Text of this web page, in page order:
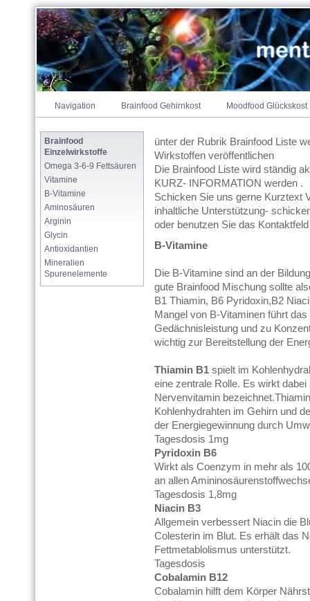
brainfood & moodfood =
Navigation Brainfood Gehirnkost Moodfood Glückskost
Brainfood
Einzelwirkstoffe
Omega 3-6-9 Fettsäuren
Vitamine
B-Vitamine
Aminosäuren
Arginin
Glycin
Antioxidantien
Mineralien
Spurenelemente
ünter der Rubrik Brainfood Liste
Wirkstoffen veröffentlichen
Die Brainfood Liste wird ständig
KURZ- INFORMATION werden .
Schicken Sie uns gerne Kurztext
inhaltliche Unterstützung-
oder benutzen Sie das Kontaktfeld
B-Vitamine
Die B-Vitamine sind an der
gute Brainfood Mischung sollte
B1 Thiamin, B6 Pyridoxin,B2
Mangel von B-Vitaminen führt
Gedächnisleistung und zu
wichtig zur Bereitstellung der
Thiamin B1 spielt im
eine zentrale Rolle. Es wirkt
Nervenvitamin
Kohlenhydrahten im Gehirn und
der Energiegewinnung durch
Tagesdosis 1mg
Pyridoxin B6
Wirkt als Coenzym in mehr als
an allen
Tagesdosis 1,8mg
Niacin B3
Allgemein verbessert Niacin die
Colesterin im Blut. Es erhält das
Fettmetablolismus unterstützt.
Tagesdosis
Cobalamin B12
Cobalamin hilft dem Körper